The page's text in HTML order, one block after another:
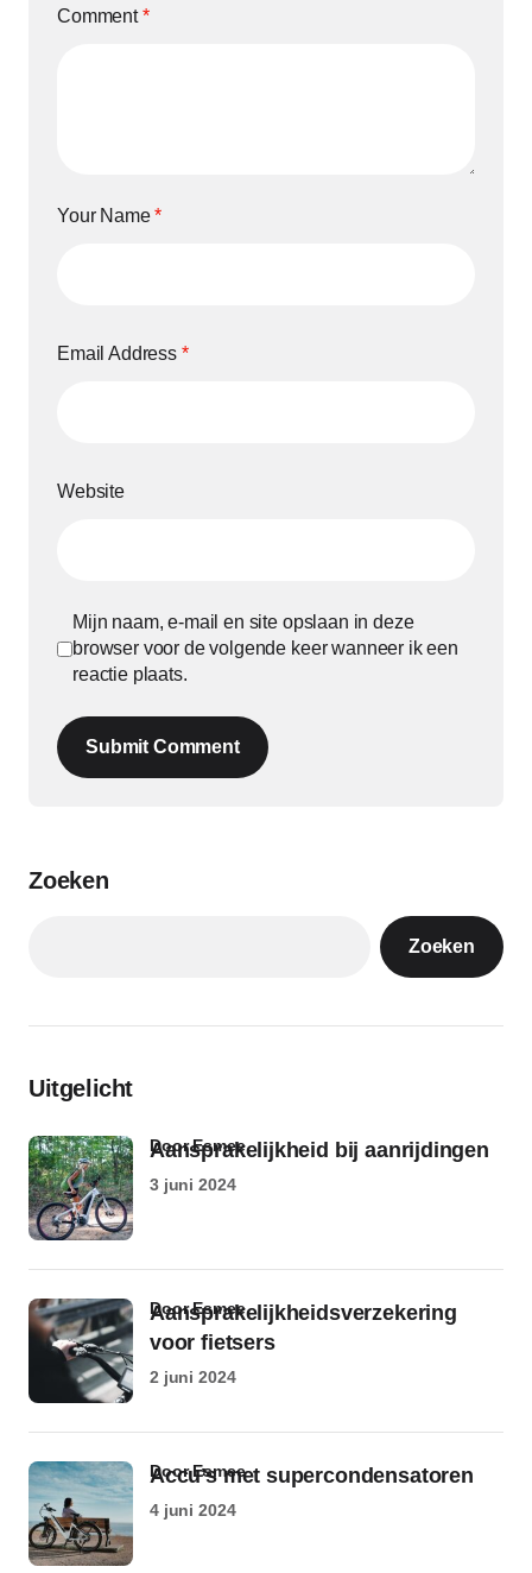
Comment*
Your Name*
Email Address *
Website
Mijn naam, e-mail en site opslaan in deze
browser voor de volgende keer wanneer ik een
reactie plaats.
Submit Comment
Zoeken
Zoeken
Uitgelicht
Aansprakelijkheid bij aanrijdingen
door Esmee
3 juni 2024
Aansprakelijkheidsverzekering
voor fietsers
door Esmee
2 juni 2024
Accu’s met supercondensatoren
door Esmee
4 juni 2024